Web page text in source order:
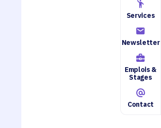
Services
Newsletter
Emplois &
Stages
Contact